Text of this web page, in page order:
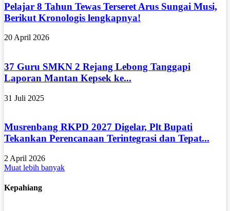
Pelajar 8 Tahun Tewas Terseret Arus Sungai Musi,
Berikut Kronologis lengkapnya!
20 April 2026
37 Guru SMKN 2 Rejang Lebong Tanggapi
Laporan Mantan Kepsek ke...
31 Juli 2025
Musrenbang RKPD 2027 Digelar, Plt Bupati
Tekankan Perencanaan Terintegrasi dan Tepat...
2 April 2026
Muat lebih banyak
Kepahiang